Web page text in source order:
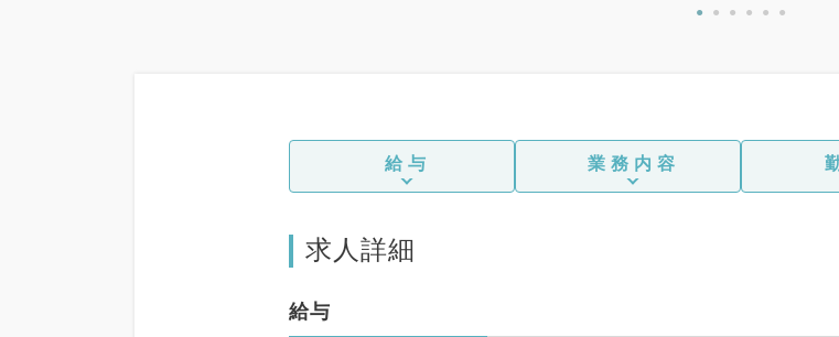
給与 業務内容
求人詳細
給与